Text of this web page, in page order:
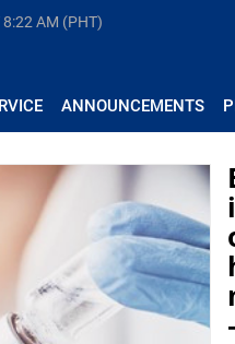
8:22 AM (PHT)
ANNOUNCEMENTS